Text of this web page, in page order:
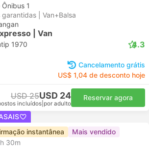
1
| Van+Balsa
| Van
1970 4.3
Cancelamento grátis
US$ 1,04 de desconto hoje
USD 25USD 24
incluídos por adulto
Reservar agora
instantânea Mais vendido
30m